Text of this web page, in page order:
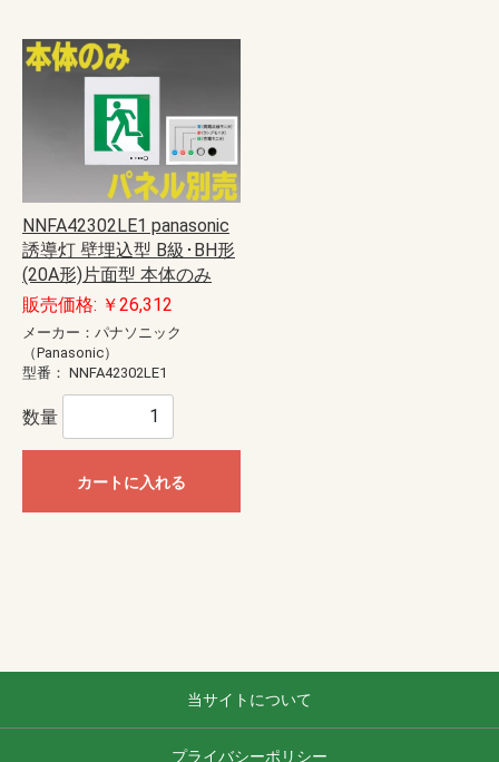
NNFA42302LE1 panasonic
誘導灯 壁埋込型 B級･BH形
(20A形)片面型 本体のみ
販売価格: ￥26,312
メーカー：パナソニック
（Panasonic）
型番： NNFA42302LE1
数量
カートに入れる
当サイトについて
プライバシーポリシー